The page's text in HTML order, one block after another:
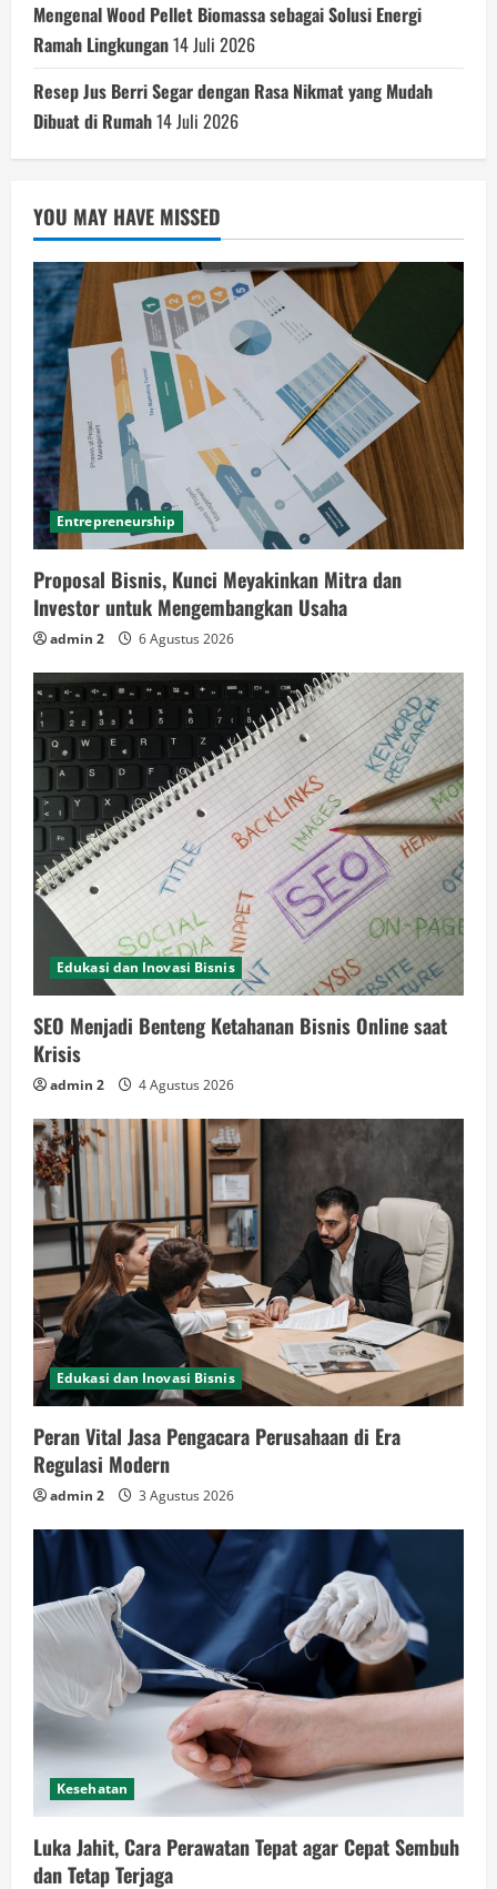
Mengenal Wood Pellet Biomassa sebagai Solusi Energi
Ramah Lingkungan14 Juli 2026
Resep Jus Berri Segar dengan Rasa Nikmat yang Mudah
Dibuat di Rumah14 Juli 2026
YOU MAY HAVE MISSED
Entrepreneurship
Proposal Bisnis, Kunci Meyakinkan Mitra dan
Investor untuk Mengembangkan Usaha
admin 2 6 Agustus 2026
Edukasi dan Inovasi Bisnis
SEO Menjadi Benteng Ketahanan Bisnis Online saat
Krisis
admin 2 4 Agustus 2026
Edukasi dan Inovasi Bisnis
Peran Vital Jasa Pengacara Perusahaan di Era
Regulasi Modern
admin 2 3 Agustus 2026
Kesehatan
Luka Jahit, Cara Perawatan Tepat agar Cepat Sembuh
dan Tetap Terjaga